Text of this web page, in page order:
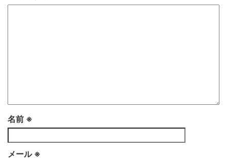
名前 ※
メール ※